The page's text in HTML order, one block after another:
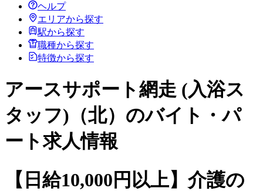
ヘルプ
エリアから探す
駅から探す
職種から探す
特徴から探す
アースサポート網走 (入浴ス
タッフ)（北）のバイト・パ
ート求人情報
【日給10,000円以上】介護の